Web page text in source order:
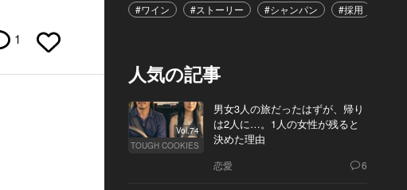
1
#ワイン
#ストーリー #シャンパン #採用
人気の記事
Vol.74
TOUGH COOKIES
男女3人の旅だったはずが、帰り
は2人に…。1人の女性が残ると
決めた理由
恋愛 6